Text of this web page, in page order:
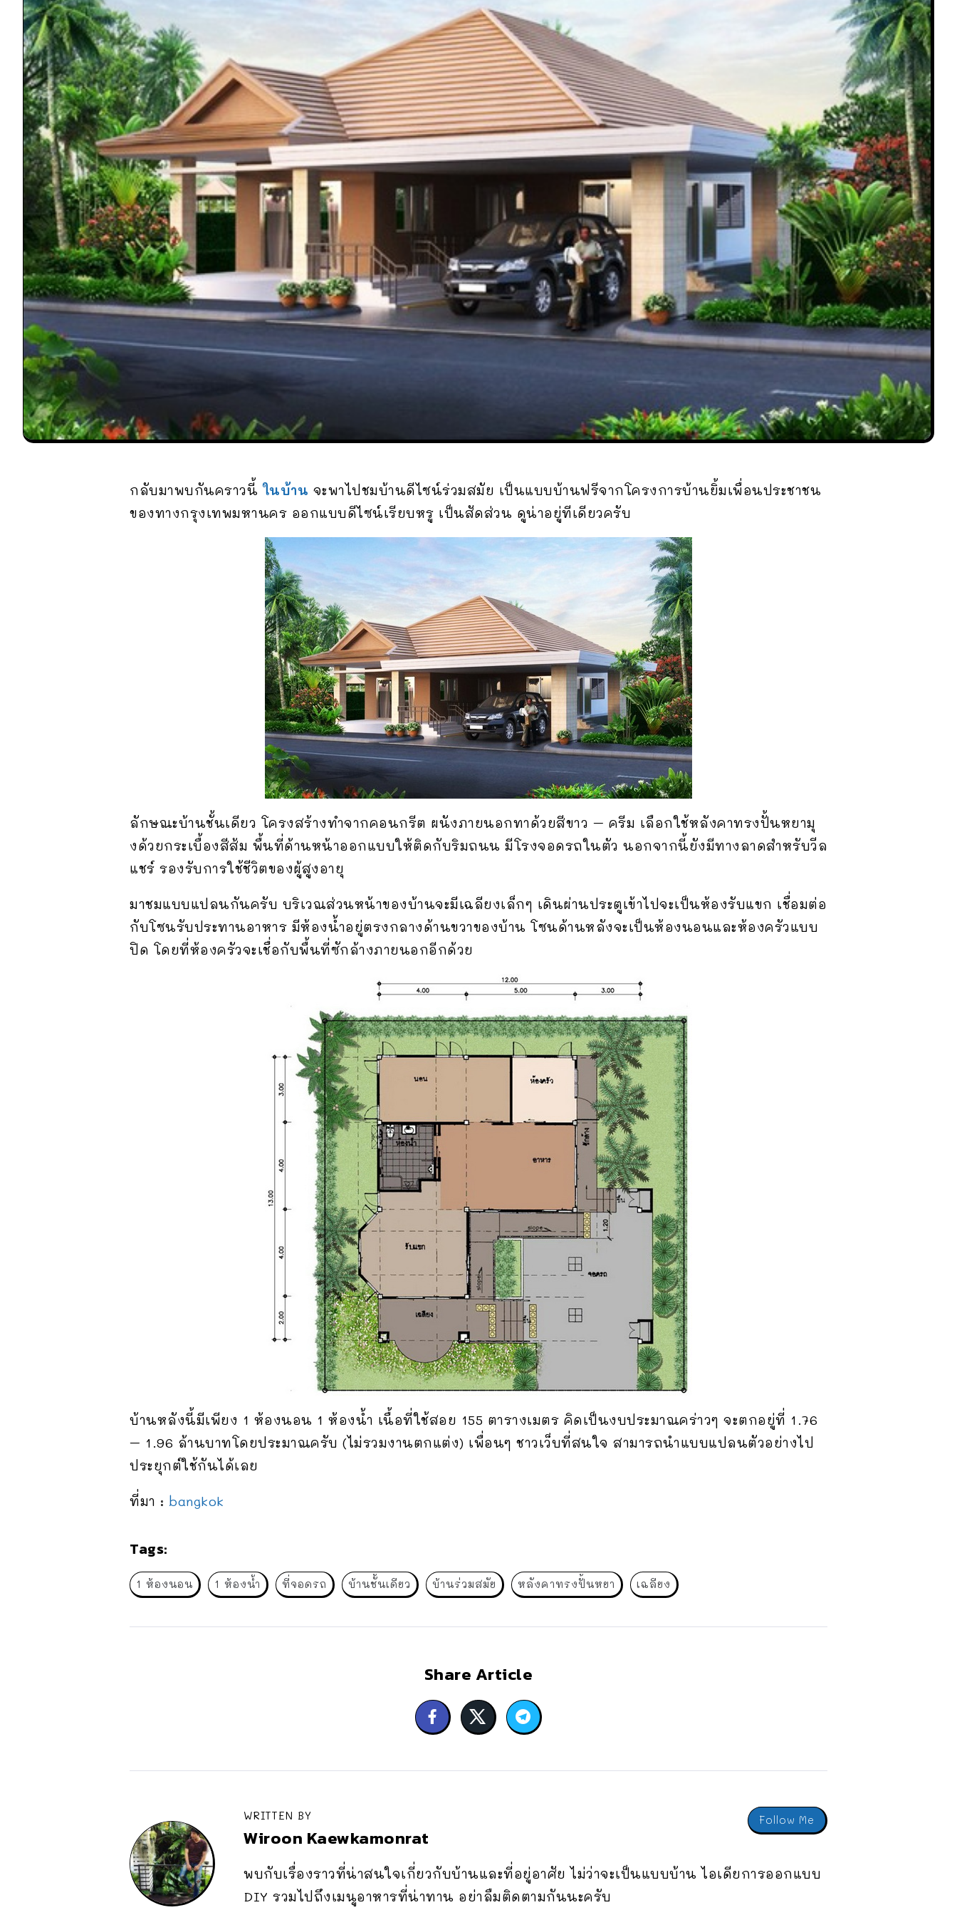
กลับมาพบกันคราวนี้ในบ้าน จะพาไปชมบ้านดีไซน์ร่วมสมัย เป็นแบบบ้านฟรีจากโครงการบ้านยิ้มเพื่อนประชาชน
ของทางกรุงเทพมหานคร ออกแบบดีไซน์เรียบหรู เป็นสัดส่วน ดูน่าอยู่ทีเดียวครับ
ลักษณะบ้านชั้นเดียว โครงสร้างทำจากคอนกรีต ผนังภายนอกทาด้วยสีขาว – ครีม เลือกใช้หลังคาทรงปั้นหยามุ
งด้วยกระเบื้องสีส้ม พื้นที่ด้านหน้าออกแบบให้ติดกับริมถนน มีโรงจอดรถในตัว นอกจากนี้ยังมีทางลาดสำหรับวีล
แชร์ รองรับการใช้ชีวิตของผู้สูงอายุ
มาชมแบบแปลนกันครับ บริเวณส่วนหน้าของบ้านจะมีเฉลียงเล็กๆ เดินผ่านประตูเข้าไปจะเป็นห้องรับแขก เชื่อมต่อ
กับโซนรับประทานอาหาร มีห้องน้ำอยู่ตรงกลางด้านขวาของบ้าน โซนด้านหลังจะเป็นห้องนอนและห้องครัวแบบ
ปิด โดยที่ห้องครัวจะเชื่อกับพื้นที่ซักล้างภายนอกอีกด้วย
บ้านหลังนี้มีเพียง 1 ห้องนอน 1 ห้องน้ำ เนื้อที่ใช้สอย 155 ตารางเมตร คิดเป็นงบประมาณคร่าวๆ จะตกอยู่ที่ 1.76
– 1.96 ล้านบาทโดยประมาณครับ (ไม่รวมงานตกแต่ง) เพื่อนๆ ชาวเว็บที่สนใจ สามารถนำแบบแปลนตัวอย่างไป
ประยุกต์ใช้กันได้เลย
ที่มา : bangkok
Tags:
1 ห้องนอน 1 ห้องน้ำ ที่จอดรถ บ้านชั้นเดียว บ้านร่วมสมัย หลังคาทรงปั้นหยา เฉลียง
Share Article
Follow Me
WRITTEN BY
Wiroon Kaewkamonrat
พบกับเรื่องราวที่น่าสนใจเกี่ยวกับบ้านและที่อยู่อาศัย ไม่ว่าจะเป็นแบบบ้าน ไอเดียการออกแบบ
DIY รวมไปถึงเมนูอาหารที่น่าทาน อย่าลืมติดตามกันนะครับ